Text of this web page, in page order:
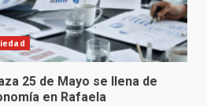
25 de Mayo se llena de
en Rafaela